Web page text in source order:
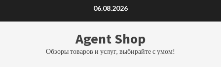
06.08.2026
Agent Shop
Обзоры товаров и услуг, выбирайте с умом!